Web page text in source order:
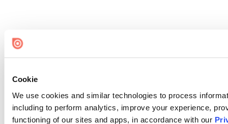
Cookie
We use cookies and similar technologies to process
including to perform analytics, improve your experience,
functioning of our sites and apps, in accordance with our